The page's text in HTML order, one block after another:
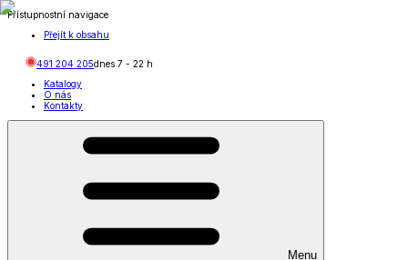
Přístupnostní navigace
Přejít k obsahu
491 204 205dnes 7 - 22 h
Katalogy
O nás
Kontakty
Menu